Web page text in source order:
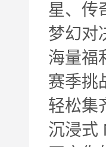
星、传
梦幻对
海量福
赛季挑
轻松集
沉浸式